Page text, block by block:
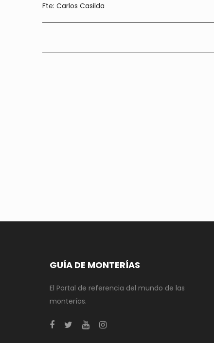
Fte: Carlos Casilda
GUÍA DE MONTERÍAS
El Portal de referencia del mundo de las
monterías.